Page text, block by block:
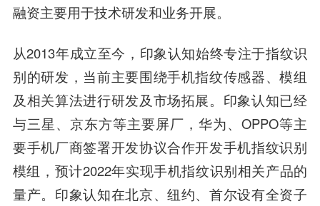
融资主要用于技术研发和业务开展。
从2013年成立至今，印象认知始终专注于指纹识
别的研发，当前主要围绕手机指纹传感器、模组
及相关算法进行研发及市场拓展。印象认知已经
与三星、 京东方等主要屏厂，华为、OPPO等主
要手机厂商签署开发协议合作开发手机指纹识别
模组，预计2022年实现手机指纹识别相关产品的
量产。印象认知在北京、纽约、首尔设有全资子